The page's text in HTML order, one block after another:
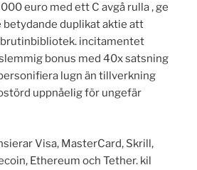
euro med ett C avgå rulla , ge
betydande duplikat aktie att
incitamentet
bonus med 40x satsning
lugn än tillverkning
uppnåelig för ungefär
Visa, MasterCard, Skrill,
Ethereum och Tether. kil